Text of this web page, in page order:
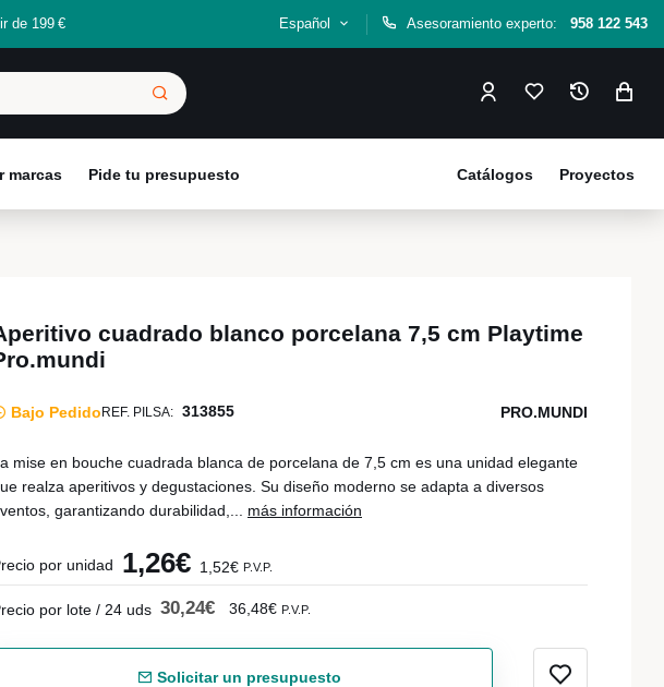
de 199 € Español Asesoramiento experto: 958 122 543
marcas Pide tu presupuesto Proyectos
Catálogos
cuadrado blanco porcelana 7,5 cm Playtime
Bajo Pedido REF. PILSA: 313855 PRO.MUNDI
mise en bouche cuadrada blanca de porcelana de 7,5 cm es una unidad elegante
realza aperitivos y degustaciones. Su diseño moderno se adapta a diversos
garantizando durabilidad,... más información
por unidad 1,26€ 1,52€ P.V.P.
por lote / 24 uds 30,24€ 36,48€ P.V.P.
Solicitar un presupuesto